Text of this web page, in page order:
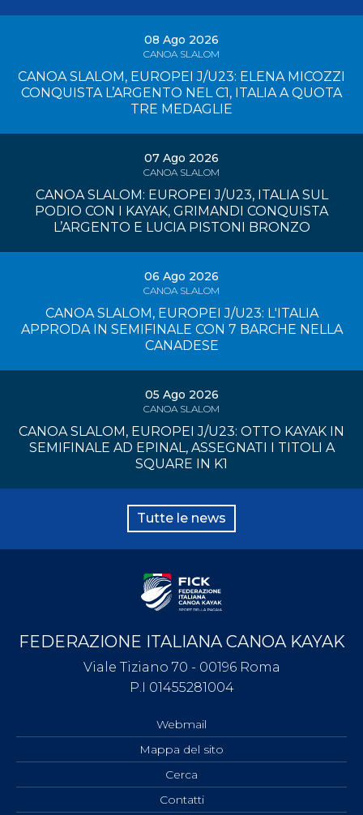
08 Ago 2026
CANOA SLALOM
CANOA SLALOM, EUROPEI J/U23: ELENA MICOZZI
CONQUISTA L’ARGENTO NEL C1, ITALIA A QUOTA
TRE MEDAGLIE
07 Ago 2026
CANOA SLALOM
CANOA SLALOM: EUROPEI J/U23, ITALIA SUL
PODIO CON I KAYAK, GRIMANDI CONQUISTA
L’ARGENTO E LUCIA PISTONI BRONZO
06 Ago 2026
CANOA SLALOM
CANOA SLALOM, EUROPEI J/U23: L'ITALIA
APPRODA IN SEMIFINALE CON 7 BARCHE NELLA
CANADESE
05 Ago 2026
CANOA SLALOM
CANOA SLALOM, EUROPEI J/U23: OTTO KAYAK IN
SEMIFINALE AD EPINAL, ASSEGNATI I TITOLI A
SQUARE IN K1
Tutte le news
FEDERAZIONE ITALIANA CANOA KAYAK
Viale Tiziano 70 - 00196 Roma
P.I 01455281004
Webmail
Mappa del sito
Cerca
Contatti